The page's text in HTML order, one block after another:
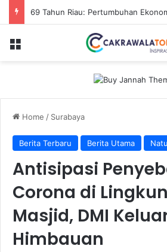
Menu
Home / Surabaya
Berita Terbaru Berita Utama
Antisipasi
Corona di
Masjid, DMI
Himbauan